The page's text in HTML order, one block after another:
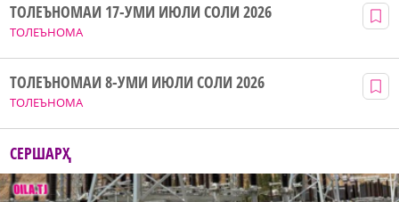
ТОЛЕЪНОМА
ТОЛЕЪНОМАИ 17-УМИ ИЮЛИ СОЛИ 2026
ТОЛЕЪНОМА
ТОЛЕЪНОМАИ 8-УМИ ИЮЛИ СОЛИ 2026
СЕРШАРҲ